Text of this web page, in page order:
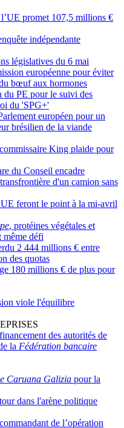
promet 107,5 millions €
indépendante
législatives du 6 mai
européenne pour éviter
bœuf aux hormones
du PE pour le suivi des
du 'SPG+'
européen pour un
brésilien de la viande
King plaide pour
du Conseil encadre
d'un camion sans
feront le point à la mi-avril
, protéines végétales et
même défi
2 444 millions € entre
des quotas
180 millions € de plus pour
viole l'équilibre
des autorités de
la Fédération bancaire
Caruana Galizia pour la
dans l'arène politique
de l’opération